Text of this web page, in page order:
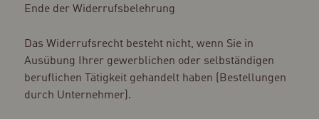
Ende der Widerrufsbelehrung
Das Widerrufsrecht besteht nicht, wenn Sie in
Ausübung Ihrer gewerblichen oder selbständigen
beruflichen Tätigkeit gehandelt haben (Bestellungen
durch Unternehmer).